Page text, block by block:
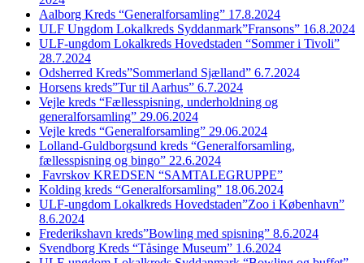
Aalborg Kreds “Generalforsamling” 17.8.2024
ULF Ungdom Lokalkreds Syddanmark”Fransons” 16.8.2024
ULF-ungdom Lokalkreds Hovedstaden “Sommer i Tivoli”
28.7.2024
Odsherred Kreds”Sommerland Sjælland” 6.7.2024
Horsens kreds”Tur til Aarhus” 6.7.2024
Vejle kreds “Fællesspisning, underholdning og
generalforsamling” 29.06.2024
Vejle kreds “Generalforsamling” 29.06.2024
Lolland-Guldborgsund kreds “Generalforsamling,
fællesspisning og bingo” 22.6.2024
Favrskov KREDSEN “SAMTALEGRUPPE”
Kolding kreds “Generalforsamling” 18.06.2024
ULF-ungdom Lokalkreds Hovedstaden”Zoo i København”
8.6.2024
Frederikshavn kreds”Bowling med spisning” 8.6.2024
Svendborg Kreds “Tåsinge Museum” 1.6.2024